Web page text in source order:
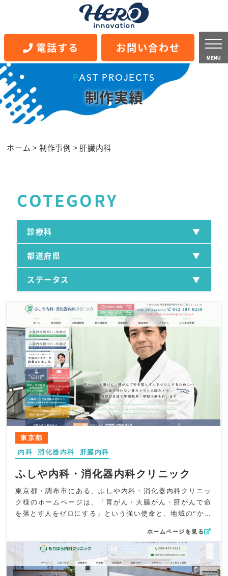
電話する お問い合わせ
MENU
PAST PROJECTS
制作実績
ホーム > 制作事例 > 肝臓内科
COTEGORY
診療科
都道府県
ステータス
東京都
内科
消化器内科 肝臓内科
ふしや内科・消化器内科クリニック
東京都・調布市にある、ふしや内科・消化器内科クリニッ
ク様のホームページは、「胃がん・大腸がん・肝がんで命
を落とす人をゼロにする」という強い使命と、地域の“かか
サイトです。総合内科専門医・消化器病専門医・消化器内
視鏡専門医・肝臓専門医・H.pylori感染症認定医としての
専門性を、やさしい語り口で過不足なく整理し、初めての
方でも安心して読み進められる情報設計にこだわりまし
ホームページを見る